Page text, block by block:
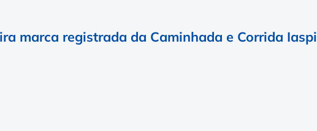
marca registrada da Caminhada e Corrida Iaspi